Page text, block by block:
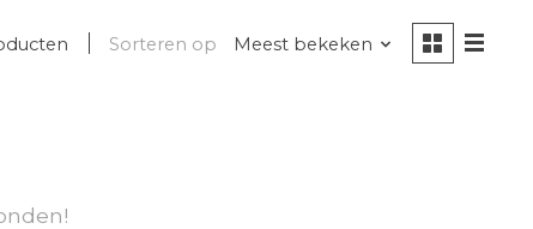
Sorteren op Meest bekeken